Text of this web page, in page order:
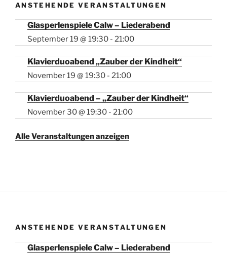
ANSTEHENDE VERANSTALTUNGEN
Glasperlenspiele Calw – Liederabend
September 19 @ 19:30 - 21:00
Klavierduoabend „Zauber der Kindheit“
November 19 @ 19:30 - 21:00
Klavierduoabend – „Zauber der Kindheit“
November 30 @ 19:30 - 21:00
Alle Veranstaltungen anzeigen
ANSTEHENDE VERANSTALTUNGEN
Glasperlenspiele Calw – Liederabend